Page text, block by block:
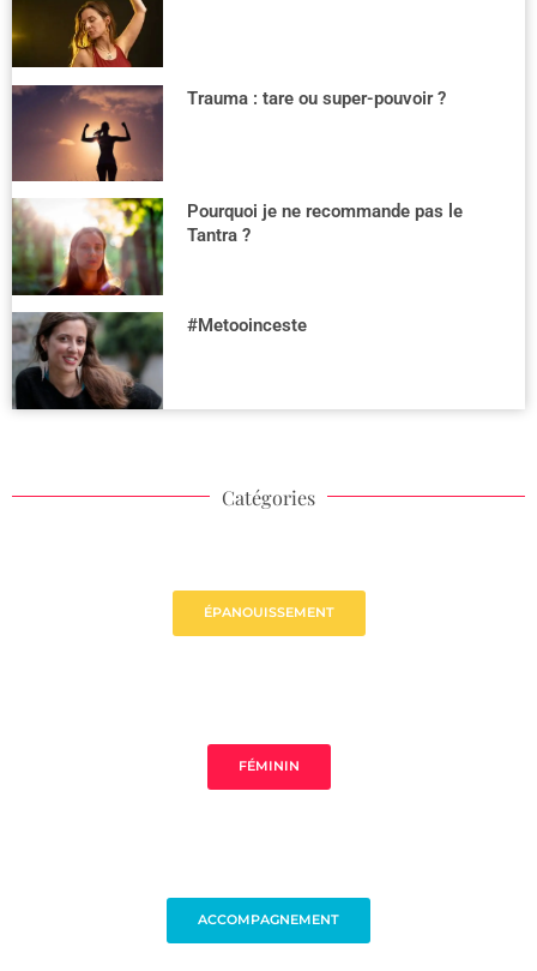
Trauma : tare ou super-pouvoir ?
Pourquoi je ne recommande pas le
Tantra ?
#Metooinceste
Catégories
ÉPANOUISSEMENT
FÉMININ
ACCOMPAGNEMENT